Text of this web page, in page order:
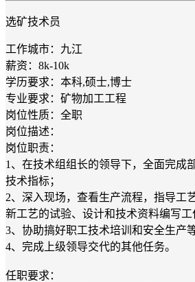
选矿技术员
工作城市：九江
薪资：8k-10k
学历要求：本科,硕士,博士
专业要求：矿物加工工程
岗位性质：全职
岗位描述：
岗位职责：
1、在技术组组长的领导下，全面完成
技术指标；
2、深入现场，查看生产流程，指导工
新工艺的试验、设计和技术资料编写工
3、协助搞好职工技术培训和安全生产
4、完成上级领导交代的其他任务。
任职要求：